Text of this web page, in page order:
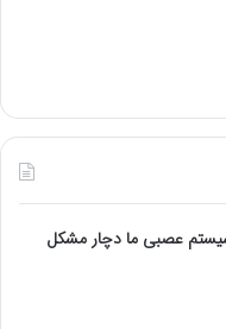
عصبی ما دچار مشکل